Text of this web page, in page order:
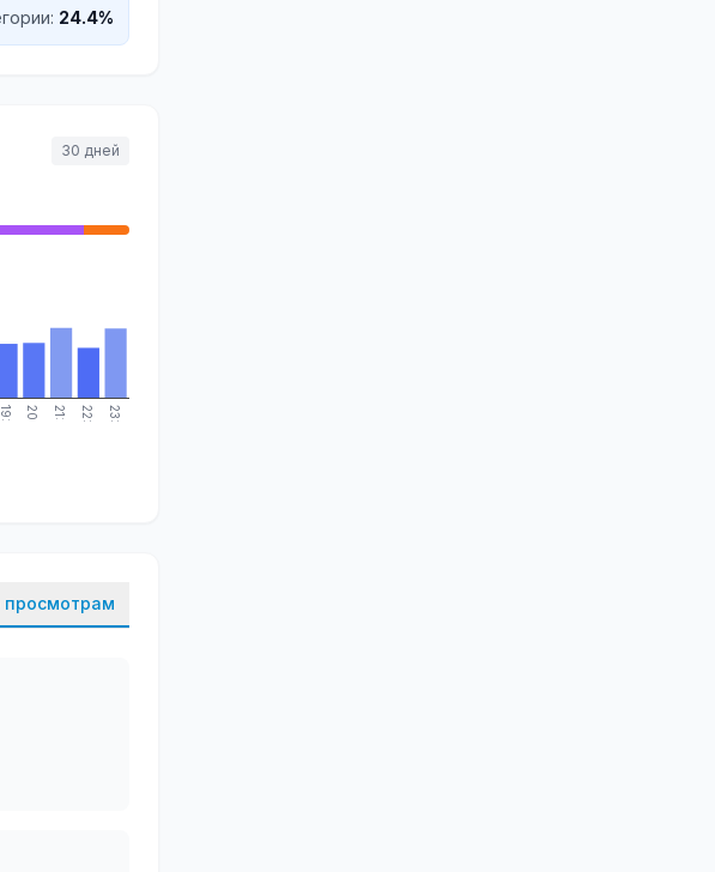
24.4%
30 дней
19:00 20:00 21:00 22:00 23:00
просмотрам